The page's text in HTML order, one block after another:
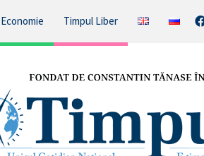
Economie Timpul Liber